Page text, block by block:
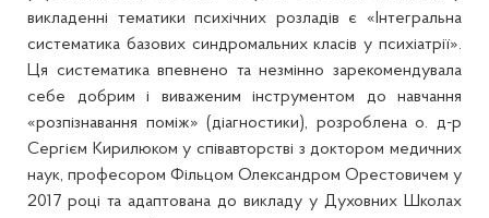
викладенні тематики психічних розладів є «Інтегральна
систематика базових синдромальних класів у психіатрії».
Ця систематика впевнено та незмінно зарекомендувала
себе добрим і виваженим інструментом до навчання
«розпізнавання поміж» (діагностики), розроблена о. д-р
Сергієм Кирилюком у співавторстві з доктором медичних
наук, професором Фільцом Олександром Орестовичем у
2017 році та адаптована до викладу у Духовних Школах